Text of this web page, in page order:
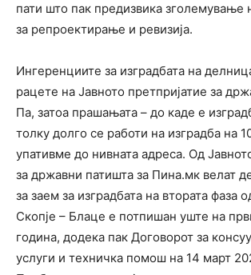
пати што пак предизвика зголемување
за репроектирање и ревизија.
Ингеренциите за изградбата на
рацете на Јавното претпријатие за
Па, затоа прашањата – до каде е
толку долго се работи на изградба на
упативме до нивната адреса. Од
за државни патишта за Пина.мк велат
за заем за изградбата на втората фаза
Скопје – Блаце е потпишан уште на
година, додека пак Договорот за
услуги и техничка помош на 14 март